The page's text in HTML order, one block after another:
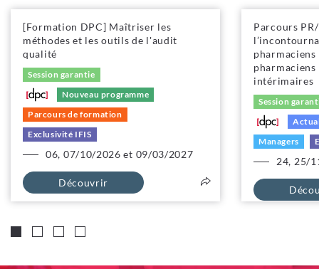
[Formation DPC] Maîtriser les
méthodes et les outils de l'audit
qualité
Session garantie
Nouveau programme
Parcours de formation
Exclusivité IFIS
06, 07/10/2026 et 09/03/2027
Découvrir
Parcours
pharmaciens
pharmaciens
intérimaires
Session
Managers
24, 25/